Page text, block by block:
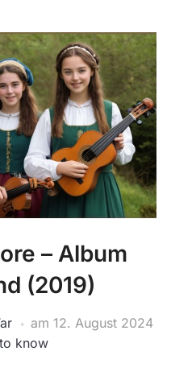
– Album
(2019)
am 12. August 2024
know